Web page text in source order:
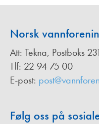
Norsk
Att: Tekna, Postboks
Tlf: 22 94 75 00
E-post:
Følg oss på